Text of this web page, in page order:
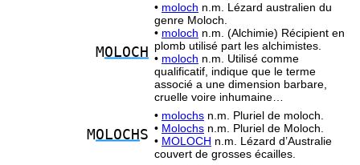
MOLOCH
• moloch n.m. Lézard australien du
genre Moloch.
• moloch n.m. (Alchimie) Récipient en
plomb utilisé part les alchimistes.
• moloch n.m. Utilisé comme
qualificatif, indique que le terme
associé a une dimension barbare,
cruelle voire inhumaine…
MOLOCH S
• molochs n.m. Pluriel de moloch.
• Molochs n.m. Pluriel de Moloch.
• MOLOCH n.m. Lézard d’Australie
couvert de grosses écailles.